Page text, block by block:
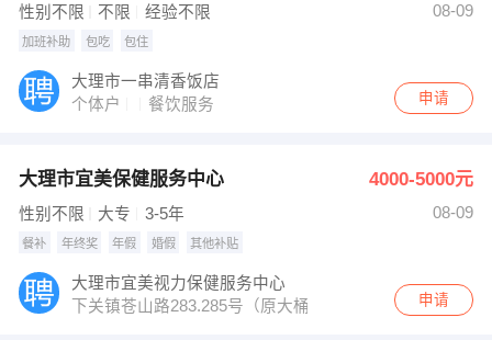
性别不限 不限 经验不限 08-09
加班补助 包吃 包住
大理市一串清香饭店
个体户
餐饮服务 申请
大理市宜美保健服务中心 4000-5000元
性别不限 大专 3-5年 08-09
餐补 年终奖 年假 婚假 其他补贴
大理市宜美视力保健服务中心
下关镇苍山路283.285号（原大桶水旁
申请